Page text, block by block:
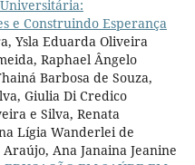
e Construindo Esperança
Ysla Eduarda Oliveira
Raphael Ângelo
Barbosa de Souza,
Giulia Di Credico
e Silva, Renata
Lígia Wanderlei de
Ana Janaina Jeanine